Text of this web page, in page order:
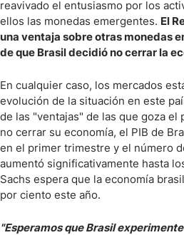
reavivado el entusiasmo por los
ellos las monedas emergentes. El
una ventaja sobre otras monedas
de que Brasil decidió no cerrar la
En cualquier caso, los mercados
evolución de la situación en este
de las "ventajas" de las que goza el
no cerrar su economía, el PIB de
en el primer trimestre y el número
aumentó significativamente hasta
Sachs espera que la economía
por ciento este año.
"Esperamos que Brasil